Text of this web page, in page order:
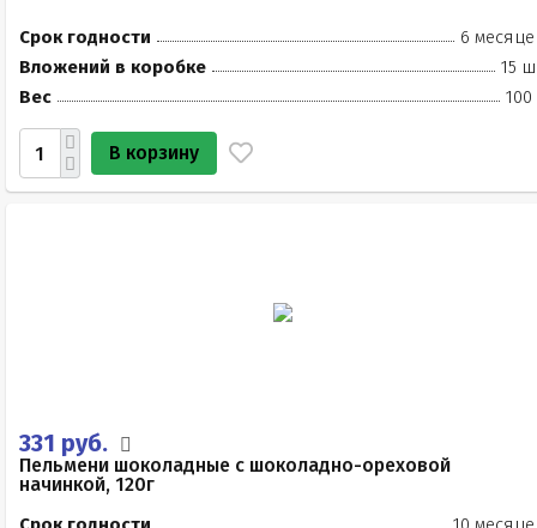
Срок годности
6
Вложений в коробке
15
Вес
100
В корзину
331 руб.
Пельмени шоколадные с шоколадно-ореховой
начинкой, 120г